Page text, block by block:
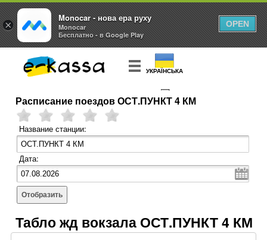
УКРАЇНСЬКА
КУПИТЬ БИЛЕТ
Расписание поездов ОСТ.ПУНКТ 4 КМ
Название станции:
Дата:
Отобразить
Табло жд вокзала ОСТ.ПУНКТ 4 КМ
×
Monocar - нова ера руху
Monocar
Бесплатно - в Google Play
OPEN